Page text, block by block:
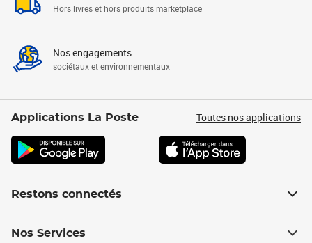
Hors livres et hors produits marketplace
Nos engagements
sociétaux et environnementaux
Applications La Poste Toutes nos applications
Restons connectés
Nos Services